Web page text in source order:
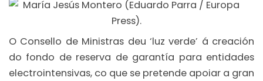
O Consello de Ministras deu ‘luz verde’ á creación
do fondo de reserva de garantía para entidades
electrointensivas, co que se pretende apoiar a gran